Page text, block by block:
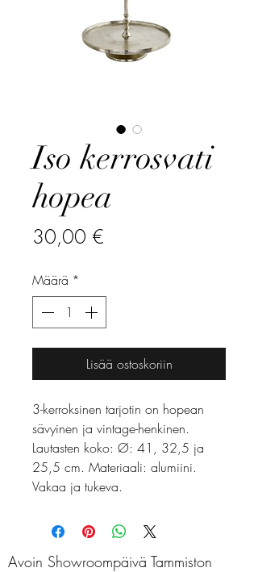
Iso kerrosvati
hopea
30,00 €
Määrä *
Lisää ostoskoriin
3-kerroksinen tarjotin on hopean
sävyinen ja vintage-henkinen.
Lautasten koko: Ø: 41, 32,5 ja
25,5 cm. Materiaali: alumiini.
Vakaa ja tukeva.
Avoin Showroompäivä Tammiston